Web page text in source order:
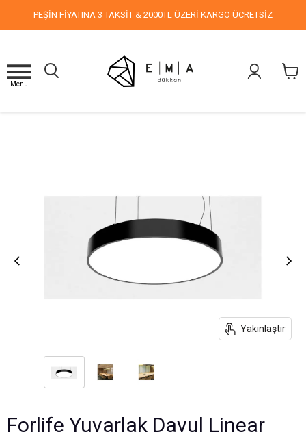
PEŞİN FİYATINA 3 TAKSİT & 2000TL ÜZERİ KARGO ÜCRETSİZ
Menu
Yakınlaştır
Forlife Yuvarlak Davul Linear